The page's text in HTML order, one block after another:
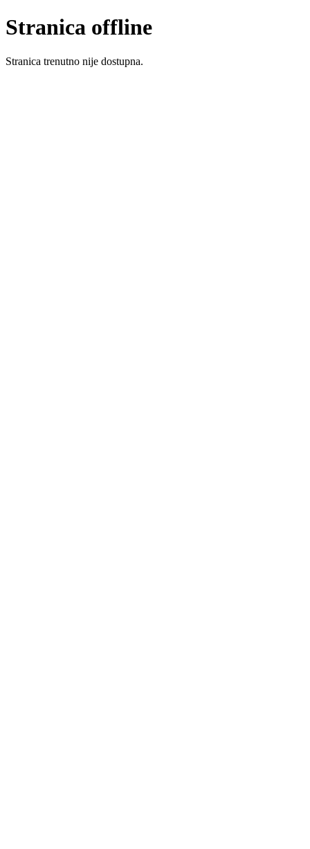
Stranica offline
Stranica trenutno nije dostupna.